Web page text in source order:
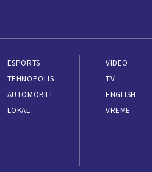
ESPORTS
TEHNOPOLIS
AUTOMOBILI
LOKAL
VIDEO
TV
ENGLISH
VREME